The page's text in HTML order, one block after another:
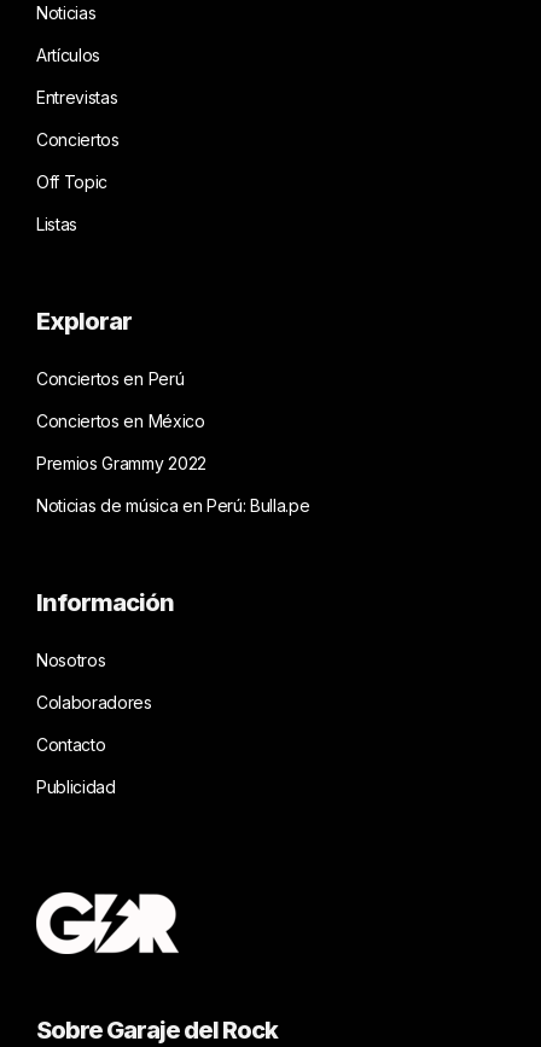
Noticias
Artículos
Entrevistas
Conciertos
Off Topic
Listas
Explorar
Conciertos en Perú
Conciertos en México
Premios Grammy 2022
Noticias de música en Perú: Bulla.pe
Información
Nosotros
Colaboradores
Contacto
Publicidad
Sobre Garaje del Rock